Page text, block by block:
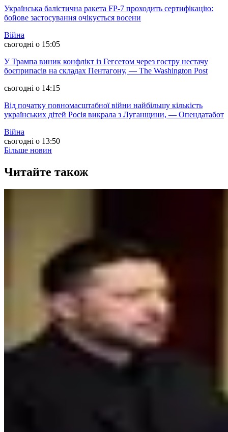
Українська балістична ракета FP-7 проходить сертифікацію:
бойове застосування очікується восени
Війна
сьогодні о 15:05
У Трампа виник конфлікт із Гегсетом через гостру нестачу
боєприпасів на складах Пентагону, — The Washington Post
сьогодні о 14:15
Від початку повномасштабної війни найбільшу кількість
українських дітей Росія викрала з Луганщини, — Опендатабот
Війна
сьогодні о 13:50
Більше новин
Читайте також